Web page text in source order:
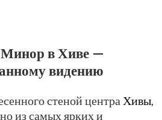
в Хиве —
видению
стеной центра Хивы,
из самых ярких и